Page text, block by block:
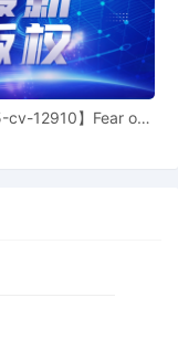
cv-12910】Fear of